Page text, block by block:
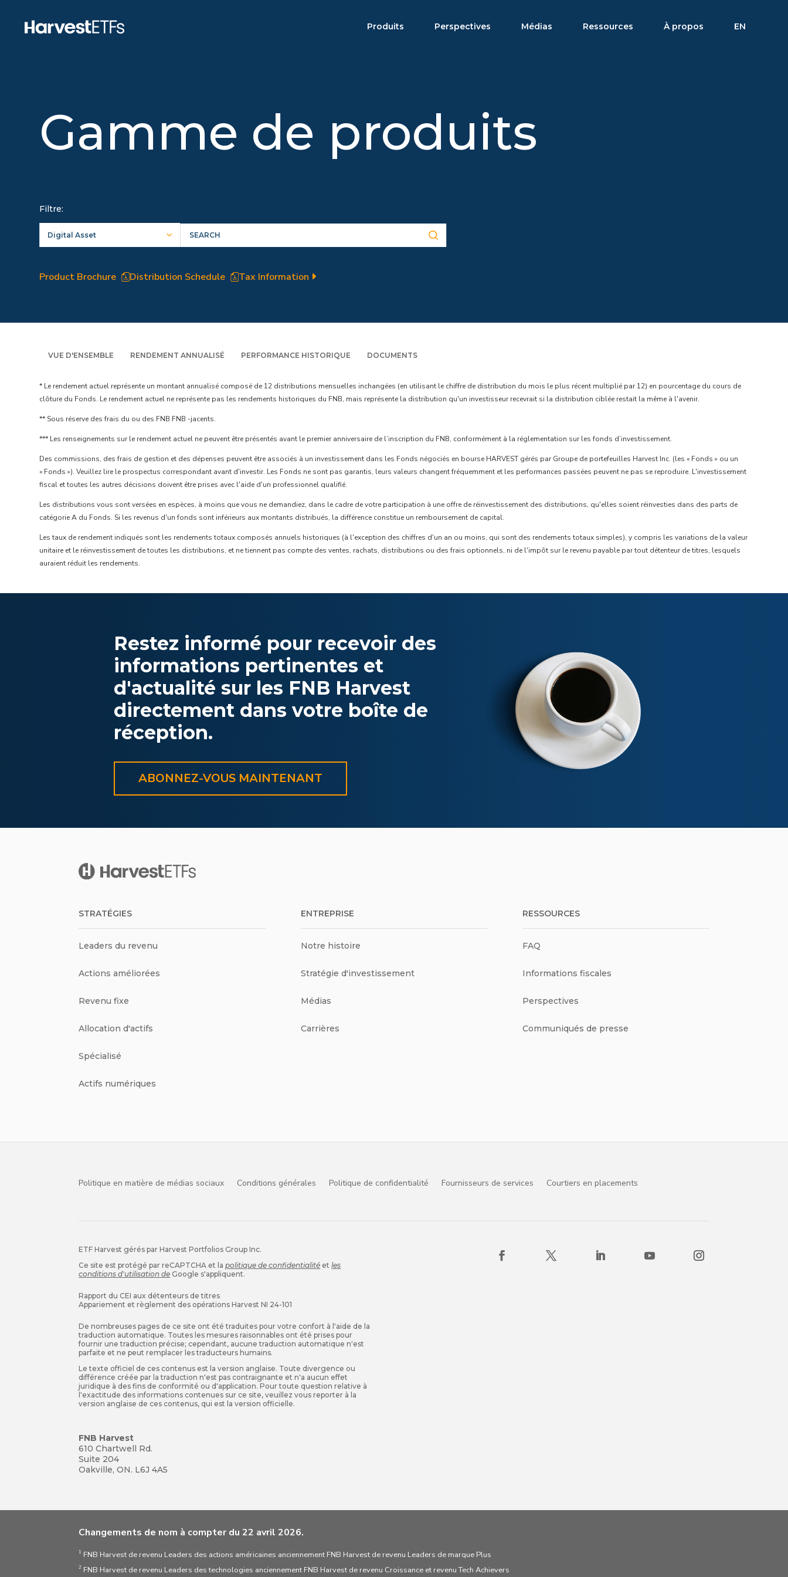
Produits
FNB Harvest
Actions à revenu élevé
Afficher tous les FNB
Brochure produit
Calendrier de distribution
Perspectives Médias Ressources À propos EN
Gamme de produits
Filtre:
Digital Asset
Product Brochure Distribution Schedule Tax Information
VUE D'ENSEMBLE RENDEMENT ANNUALISÉ PERFORMANCE HISTORIQUE DOCUMENTS
* Le rendement actuel représente un montant annualisé composé de 12 distributions mensuelles inchangées (en utilisant le chiffre de distribution du mois le plus récent multiplié par 12) en pourcentage du cours de
clôture du Fonds. Le rendement actuel ne représente pas les rendements historiques du FNB, mais représente la distribution qu'un investisseur recevrait si la distribution ciblée restait la même à l'avenir.
** Sous réserve des frais du ou des FNB FNB -jacents.
*** Les renseignements sur le rendement actuel ne peuvent être présentés avant le premier anniversaire de l’inscription du FNB, conformément à la réglementation sur les fonds d’investissement.
Des commissions, des frais de gestion et des dépenses peuvent être associés à un investissement dans les Fonds négociés en bourse HARVEST gérés par Groupe de portefeuilles Harvest Inc. (les « Fonds » ou un
« Fonds »). Veuillez lire le prospectus correspondant avant d'investir. Les Fonds ne sont pas garantis, leurs valeurs changent fréquemment et les performances passées peuvent ne pas se reproduire. L'investissement
fiscal et toutes les autres décisions doivent être prises avec l'aide d'un professionnel qualifié.
Les distributions vous sont versées en espèces, à moins que vous ne demandiez, dans le cadre de votre participation à une offre de réinvestissement des distributions, qu'elles soient réinvesties dans des parts de
catégorie A du Fonds. Si les revenus d'un fonds sont inférieurs aux montants distribués, la différence constitue un remboursement de capital.
Les taux de rendement indiqués sont les rendements totaux composés annuels historiques (à l'exception des chiffres d'un an ou moins, qui sont des rendements totaux simples), y compris les variations de la valeur
unitaire et le réinvestissement de toutes les distributions, et ne tiennent pas compte des ventes, rachats, distributions ou des frais optionnels, ni de l'impôt sur le revenu payable par tout détenteur de titres, lesquels
auraient réduit les rendements.
Restez informé pour recevoir des
informations pertinentes et
d'actualité sur les FNB Harvest
directement dans votre boîte de
réception.
ABONNEZ-VOUS MAINTENANT
STRATÉGIES
Leaders du revenu
Actions améliorées
Revenu fixe
Allocation d'actifs
Spécialisé
Actifs numériques
ENTREPRISE
Notre histoire
Stratégie d'investissement
Médias
Carrières
RESSOURCES
FAQ
Informations fiscales
Perspectives
Communiqués de presse
Politique en matière de médias sociaux Conditions générales Politique de confidentialité Fournisseurs de services Courtiers en placements
ETF Harvest gérés par Harvest Portfolios Group Inc.
Ce site est protégé par reCAPTCHA et lapolitique de confidentialité etles
conditions d'utilisation de Google s'appliquent.
Rapport du CEI aux détenteurs de titres
Appariement et règlement des opérations Harvest NI 24-101
De nombreuses pages de ce site ont été traduites pour votre confort à l'aide de la
traduction automatique. Toutes les mesures raisonnables ont été prises pour
fournir une traduction précise; cependant, aucune traduction automatique n'est
parfaite et ne peut remplacer les traducteurs humains.
Le texte officiel de ces contenus est la version anglaise. Toute divergence ou
différence créée par la traduction n'est pas contraignante et n'a aucun effet
juridique à des fins de conformité ou d'application. Pour toute question relative à
l'exactitude des informations contenues sur ce site, veuillez vous reporter à la
version anglaise de ces contenus, qui est la version officielle.
FNB Harvest
610 Chartwell Rd.
Suite 204
Oakville, ON. L6J 4A5
Changements de nom à compter du 22 avril 2026.
1 FNB Harvest de revenu Leaders des actions américaines anciennement FNB Harvest de revenu Leaders de marque Plus
2 FNB Harvest de revenu Leaders des technologies anciennement FNB Harvest de revenu Croissance et revenu Tech Achievers